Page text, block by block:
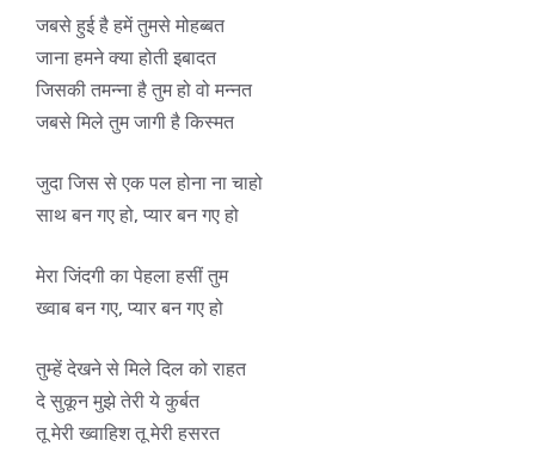
जबसे हुई है हमें तुमसे मोहब्बत
जाना हमने क्या होती इबादत
जिसकी तमन्ना है तुम हो वो मन्नत
जबसे मिले तुम जागी है किस्मत
जुदा जिस से एक पल होना ना चाहो
साथ बन गए हो, प्यार बन गए हो
मेरा जिंदगी का पेहला हसीं तुम
ख्वाब बन गए, प्यार बन गए हो
तुम्हें देखने से मिले दिल को राहत
दे सुकून मुझे तेरी ये कुर्बत
तू मेरी ख्वाहिश तू मेरी हसरत